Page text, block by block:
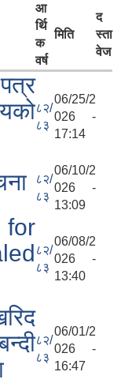
आ
र्थि
क
वर्ष
मिति
द
स्ता
वेज
८२/
८३
06/25/2
026 -
17:14
८२/
८३
06/10/2
026 -
13:09
८२/
८३
06/08/2
026 -
13:40
८२/
८३
06/01/2
026 -
16:47